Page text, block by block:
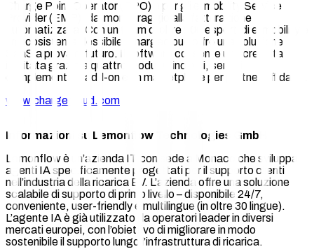
Charge Point Operator (CPO) e per gli e-mobility Service
Provider (EMP), dal monitoraggio alla fatturazione
automatizzata. Con un team di oltre 200 esperti di e-mobility e
un ecosistema flessibile, chargecloud offre una soluzione
SaaS a prova di futuro. Il software consente una crescita
illimitata grazie a quattro moduli principali, servizi
complementari, add-on e un marketplace per partner affidabili.
www.chargecloud.com
Informazioni su Lemonflow Technologies GmbH
Lemonflow è un’azienda IT con sede a Monaco che sviluppa
agenti IA specificamente progettati per il supporto clienti
nell’industria della ricarica EV. L’azienda offre una soluzione
scalabile di supporto di primo livello – disponibile 24/7,
conveniente, user-friendly e multilingue (in oltre 30 lingue).
L’agente IA è già utilizzato da operatori leader in diversi
mercati europei, con l’obiettivo di migliorare in modo
sostenibile il supporto lungo l’infrastruttura di ricarica.